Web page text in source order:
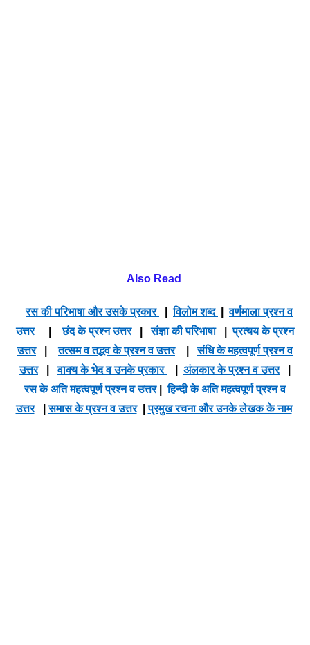
Also Read
रस की परिभाषा और उसके प्रकार |विलोम शब्द |वर्णमाला प्रश्न व
उत्तर
|छंद के प्रश्न उत्तर|संज्ञा की परिभाषा|प्रत्यय के प्रश्न
उत्तर|तत्सम व तद्भव के प्रश्न व उत्तर|संधि के महत्वपूर्ण प्रश्न व
उत्तर|वाक्य के भेद व उनके प्रकार अंलकार के प्रश्न व उत्तर|
रस के अति महत्वपूर्ण प्रश्न व उत्तर|हिन्दी के अति महत्वपूर्ण प्रश्न व
उत्तर|समास के प्रश्न व उत्तर|प्रमुख रचना और उनके लेखक के नाम